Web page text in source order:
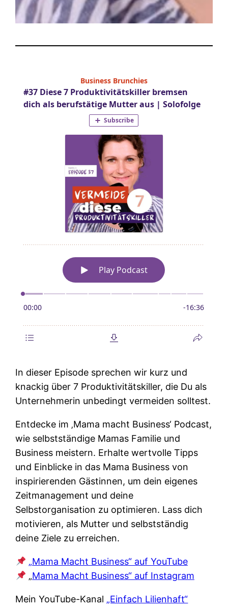
In dieser Episode sprechen wir kurz und
knackig über 7 Produktivitätskiller, die Du als
Unternehmerin unbedingt vermeiden solltest.
Entdecke im ‚Mama macht Business‘ Podcast,
wie selbstständige Mamas Familie und
Business meistern. Erhalte wertvolle Tipps
und Einblicke in das Mama Business von
inspirierenden Gästinnen, um dein eigenes
Zeitmanagement und deine
Selbstorganisation zu optimieren. Lass dich
motivieren, als Mutter und selbstständig
deine Ziele zu erreichen.
„Mama Macht Business“ auf YouTube
„Mama Macht Business“ auf Instagram
Mein YouTube-Kanal „Einfach Lilienhaft“